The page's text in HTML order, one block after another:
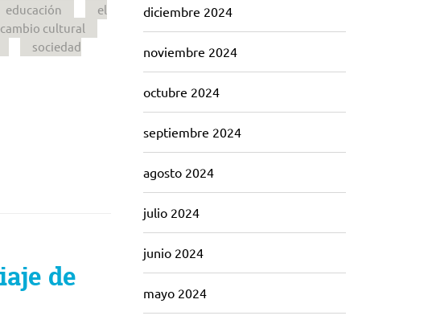
educación
el
cultural
sociedad
de
diciembre 2024
noviembre 2024
octubre 2024
septiembre 2024
agosto 2024
julio 2024
junio 2024
mayo 2024